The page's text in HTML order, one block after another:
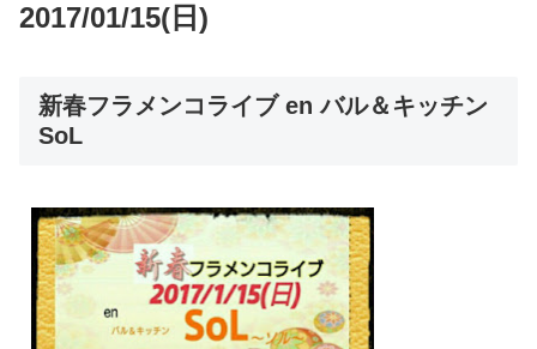
2017/01/15(日)
新春フラメンコライブ en バル＆キッチン
SoL